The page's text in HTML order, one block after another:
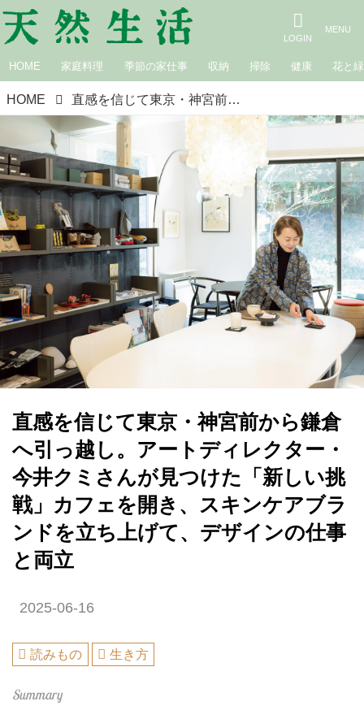
HOME 家庭料理 季節の家仕事 収納 掃除 健康 花と緑
HOME 直感を信じて東京・神宮前から鎌倉へ引っ越し。アートディレクター・今井クミさんが見つけた「新しい挑戦」カフェを開き、スキンケアブランドを立ち上げて、デザインの仕事と両立
直感を信じて東京・神宮前から鎌倉
へ引っ越し。アートディレクター・
今井クミさんが見つけた「新しい挑
戦」カフェを開き、スキンケアブラ
ンドを立ち上げて、デザインの仕事
と両立
2025-06-16
読みもの 生き方